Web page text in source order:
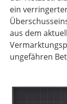
ein
aus dem
ungefähren